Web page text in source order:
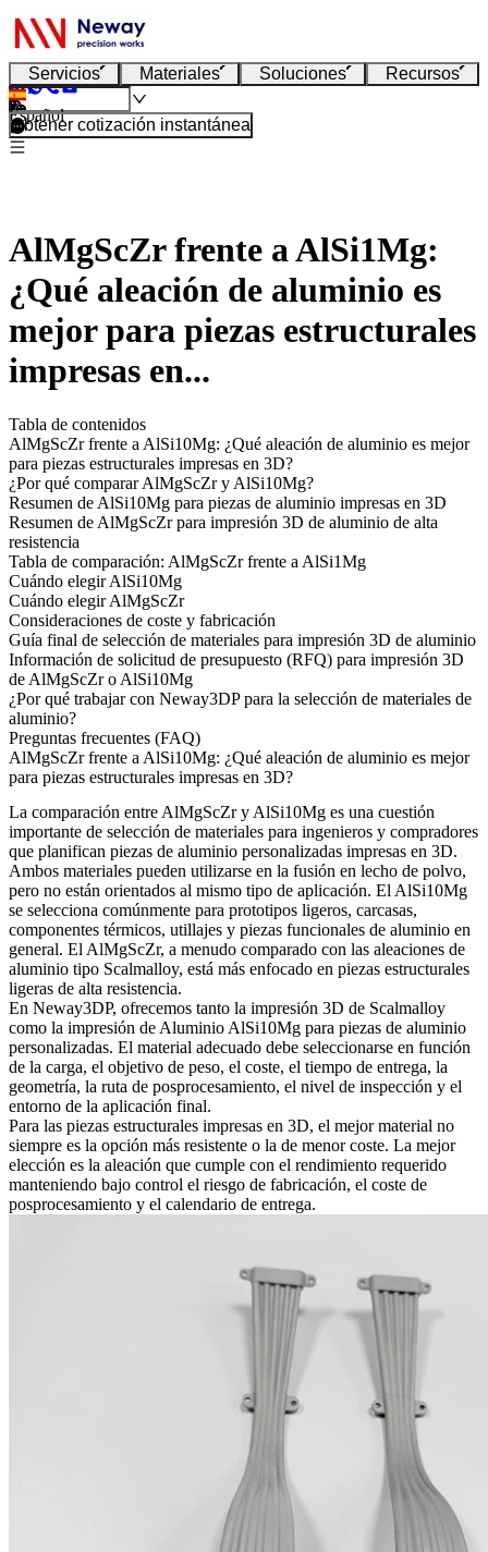
Servicios Materiales Soluciones Recursos
Español
Obtener cotización instantánea
AlMgScZr frente a AlSi1Mg:
¿Qué aleación de aluminio es
mejor para piezas estructurales
impresas en...
Tabla de contenidos
AlMgScZr frente a AlSi10Mg: ¿Qué aleación de aluminio es mejor
para piezas estructurales impresas en 3D?
¿Por qué comparar AlMgScZr y AlSi10Mg?
Resumen de AlSi10Mg para piezas de aluminio impresas en 3D
Resumen de AlMgScZr para impresión 3D de aluminio de alta
resistencia
Tabla de comparación: AlMgScZr frente a AlSi1Mg
Cuándo elegir AlSi10Mg
Cuándo elegir AlMgScZr
Consideraciones de coste y fabricación
Guía final de selección de materiales para impresión 3D de aluminio
Información de solicitud de presupuesto (RFQ) para impresión 3D
de AlMgScZr o AlSi10Mg
¿Por qué trabajar con Neway3DP para la selección de materiales de
aluminio?
Preguntas frecuentes (FAQ)
AlMgScZr frente a AlSi10Mg: ¿Qué aleación de aluminio es mejor
para piezas estructurales impresas en 3D?
La comparación entre AlMgScZr y AlSi10Mg es una cuestión
importante de selección de materiales para ingenieros y compradores
que planifican piezas de aluminio personalizadas impresas en 3D.
Ambos materiales pueden utilizarse en la fusión en lecho de polvo,
pero no están orientados al mismo tipo de aplicación. El AlSi10Mg
se selecciona comúnmente para prototipos ligeros, carcasas,
componentes térmicos, utillajes y piezas funcionales de aluminio en
general. El AlMgScZr, a menudo comparado con las aleaciones de
aluminio tipo Scalmalloy, está más enfocado en piezas estructurales
ligeras de alta resistencia.
En Neway3DP, ofrecemos tanto la impresión 3D de Scalmalloy
como la impresión de Aluminio AlSi10Mg para piezas de aluminio
personalizadas. El material adecuado debe seleccionarse en función
de la carga, el objetivo de peso, el coste, el tiempo de entrega, la
geometría, la ruta de posprocesamiento, el nivel de inspección y el
entorno de la aplicación final.
Para las piezas estructurales impresas en 3D, el mejor material no
siempre es la opción más resistente o la de menor coste. La mejor
elección es la aleación que cumple con el rendimiento requerido
manteniendo bajo control el riesgo de fabricación, el coste de
posprocesamiento y el calendario de entrega.